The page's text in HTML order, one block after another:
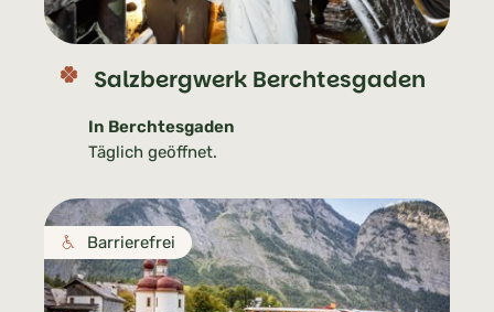
Salzbergwerk Berchtesgaden
In Berchtesgaden
Täglich geöffnet.
Barrierefrei